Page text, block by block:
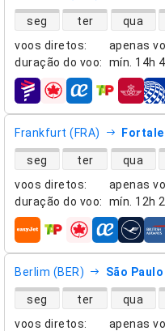
voos diretos:
apenas
duração do voo: mín. 14h
disponibilidade de voos
seg ter qua
companhias aéreas
Frankfurt (FRA)
voos diretos:
apenas
duração do voo: mín. 12h
disponibilidade de voos
seg ter qua
companhias aéreas
Berlim (BER) São
voos diretos:
apenas
disponibilidade de voos
seg ter qua